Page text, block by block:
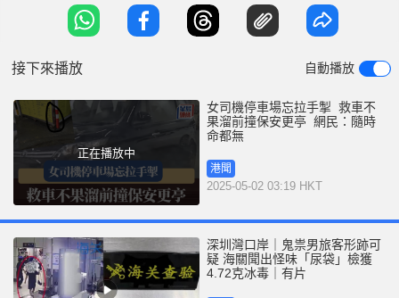
內，一名女司機坐在深色七人車內，未幾她步下車，
與鏡頭外的人對話，並用手指向遠方，似在討論泊位
接下來播放 自動播放
正在播放中
女司機停車場忘拉手掣 救車不
果溜前撞保安更亭 網民：隨時
命都無
港聞
2025-05-02 03:19 HKT
深圳灣口岸｜鬼祟男旅客形跡可
疑 海關聞出怪味「尿袋」檢獲
4.72克冰毒｜有片